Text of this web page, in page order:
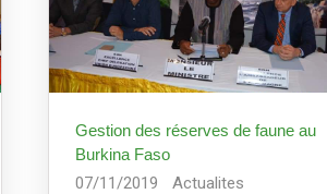
Gestion des réserves de faune au
Burkina Faso
07/11/2019 Actualites